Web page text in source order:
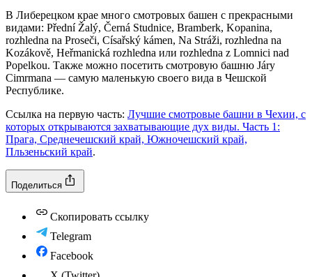
В Либерецком крае много смотровых башен с прекрасными
видами: Přední Žalý, Černá Studnice, Bramberk, Kopanina,
rozhledna na Proseči, Císařský kámen, Na Stráži, rozhledna na
Kozákově, Heřmanická rozhledna или rozhledna z Lomnici nad
Popelkou. Также можно посетить смотровую башню Járy
Cimrmana — самую маленькую своего вида в Чешской
Республике.
Ссылка на первую часть: Лучшие смотровые башни в Чехии, с
которых открываются захватывающие дух виды. Часть 1:
Прага, Среднечешский край, Южночешский край,
Пльзеньский край.
Поделиться
Скопировать ссылку
Telegram
Facebook